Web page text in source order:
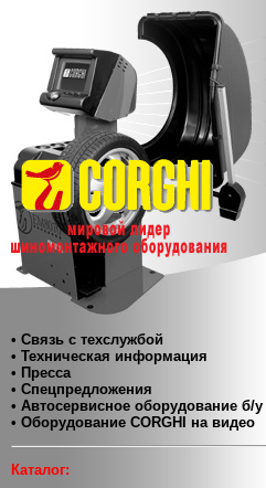
• Связь с техслужбой
• Техническая информация
• Пресса
• Спецпредложения
• Автосервисное оборудование б/у
• Оборудование CORGHI на видео
Каталог: